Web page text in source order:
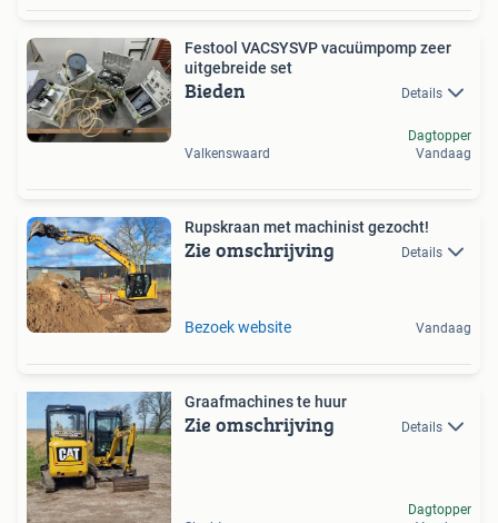
Festool VACSYSVP vacuümpomp zeer
uitgebreide set
Bieden Details
Valkenswaard
Dagtopper
Vandaag
Rupskraan met machinist gezocht!
Zie omschrijving Details
Bezoek website Vandaag
Graafmachines te huur
Zie omschrijving Details
Dagtopper